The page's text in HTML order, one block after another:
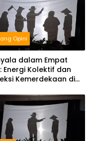
Opini
dalam Empat
Energi Kolektif dan
Kemerdekaan di